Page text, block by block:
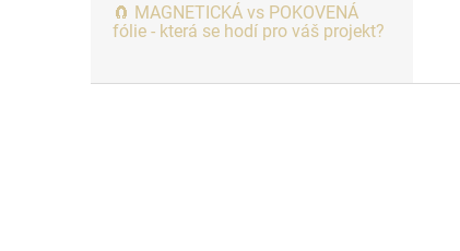
🧲 MAGNETICKÁ vs POKOVENÁ
fólie - která se hodí pro váš projekt?